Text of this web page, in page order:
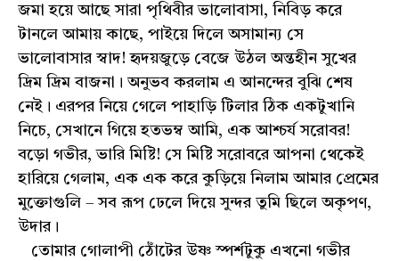
জমা হয়ে আছে সারা পৃথিবীর ভালোবাসা, নিবিড় করে
টানলে আমায় কাছে, পাইয়ে দিলে অসামান্য সে
ভালোবাসার স্বাদ! হৃদয়জুড়ে বেজে উঠল অন্তহীন সুখের
দ্রিম দ্রিম বাজনা। অনুভব করলাম এ আনন্দের বুঝি শেষ
নেই। এরপর নিয়ে গেলে পাহাড়ি টিলার ঠিক একটুখানি
নিচে, সেখানে গিয়ে হতভম্ব আমি, এক আশ্চর্য সরোবর!
বড়ো গভীর, ভারি মিষ্টি! সে মিষ্টি সরোবরে আপনা থেকেই
হারিয়ে গেলাম, এক এক করে কুড়িয়ে নিলাম আমার প্রেমের
মুক্তোগুলি – সব রূপ ঢেলে দিয়ে সুন্দর তুমি ছিলে অকৃপণ,
উদার।
তোমার গোলাপী ঠোঁটের উষ্ণ স্পর্শটুকু এখনো গভীর